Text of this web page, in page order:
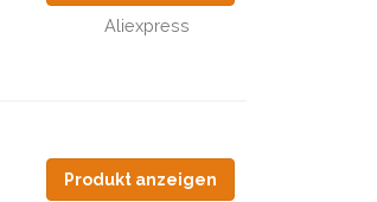
Aliexpress
Produkt anzeigen